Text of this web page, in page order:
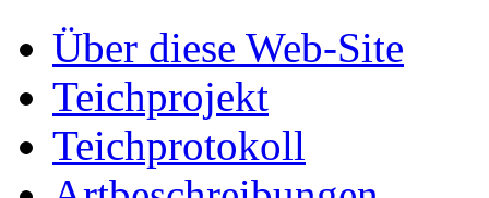
Über diese Web-Site
Teichprojekt
Teichprotokoll